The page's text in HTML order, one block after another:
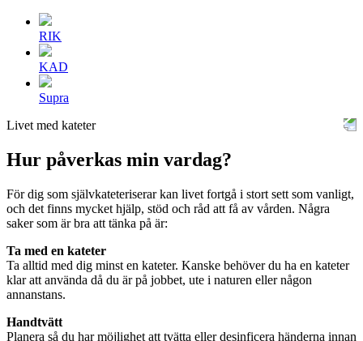
RIK
KAD
Supra
Livet med kateter
Hur påverkas min vardag?
För dig som självkateteriserar kan livet fortgå i stort sett som vanligt,
och det finns mycket hjälp, stöd och råd att få av vården. Några
saker som är bra att tänka på är:
Ta med en kateter
Ta alltid med dig minst en kateter. Kanske behöver du ha en kateter
klar att använda då du är på jobbet, ute i naturen eller någon
annanstans.
Handtvätt
Planera så du har möjlighet att tvätta eller desinficera händerna innan